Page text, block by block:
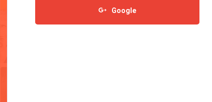
Google